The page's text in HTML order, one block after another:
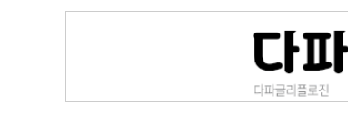
2
성분명
3
AI의료
4
전공의
동영상뉴스
포토뉴스
메디 Hospital 지역병원
2026년 하반기 인턴 모집
마취통증의학과 임기제 임상의